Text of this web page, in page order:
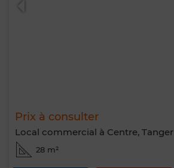
Prix à consulter
Local commercial à Centre, Tanger
28 m²